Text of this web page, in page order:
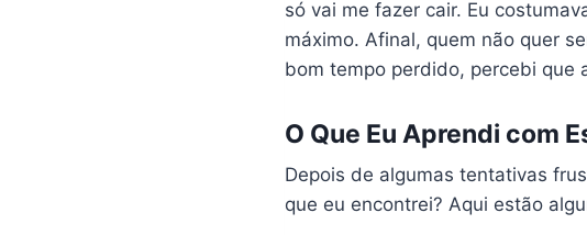
só vai me fazer cair. Eu
máximo. Afinal, quem não quer
bom tempo perdido, percebi que
O Que Eu Aprendi com
Depois de algumas tentativas
que eu encontrei? Aqui estão